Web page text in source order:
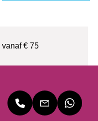
vanaf € 75